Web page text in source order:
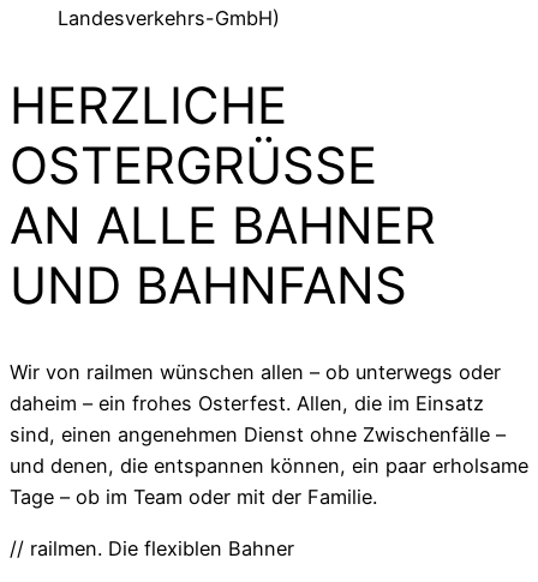
Landesverkehrs-GmbH)
HERZLICHE
OSTERGRÜSSE
AN ALLE BAHNER
UND BAHNFANS
Wir von railmen wünschen allen – ob unterwegs oder
daheim – ein frohes Osterfest. Allen, die im Einsatz
sind, einen angenehmen Dienst ohne Zwischenfälle –
und denen, die entspannen können, ein paar erholsame
Tage – ob im Team oder mit der Familie.
// railmen. Die flexiblen Bahner